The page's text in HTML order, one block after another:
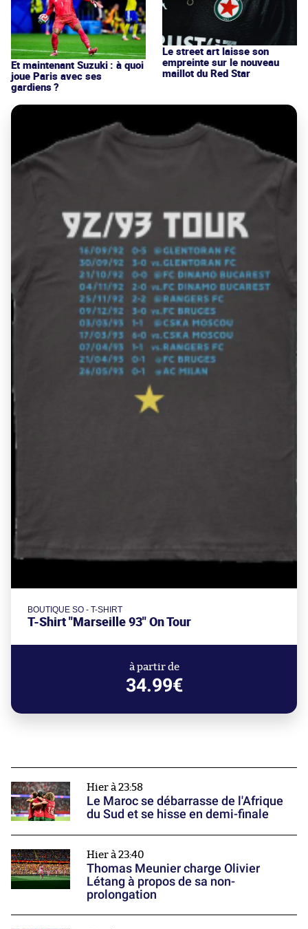
Et maintenant Suzuki : à quoi
joue Paris avec ses
gardiens ?
Le street art laisse son
empreinte sur le nouveau
maillot du Red Star
BOUTIQUE SO - T-SHIRT
T-Shirt "Marseille 93" On Tour
à partir de
34.99€
Hier à 23:58
Le Maroc se débarrasse de l'Afrique
du Sud et se hisse en demi-finale
Hier à 23:40
Thomas Meunier charge Olivier
Létang à propos de sa non-
prolongation